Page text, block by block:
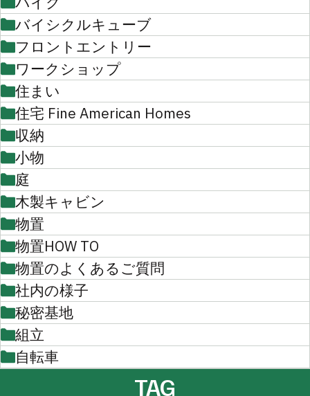
バイシクルキューブ
フロントエントリー
ワークショップ
住まい
住宅 Fine American Homes
収納
小物
庭
木製キャビン
物置
物置HOW TO
物置のよくあるご質問
社内の様子
秘密基地
組立
自転車
TAG